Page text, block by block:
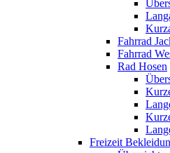
Fahrrad
Fahrrad
Rad Hosen
Freizeit